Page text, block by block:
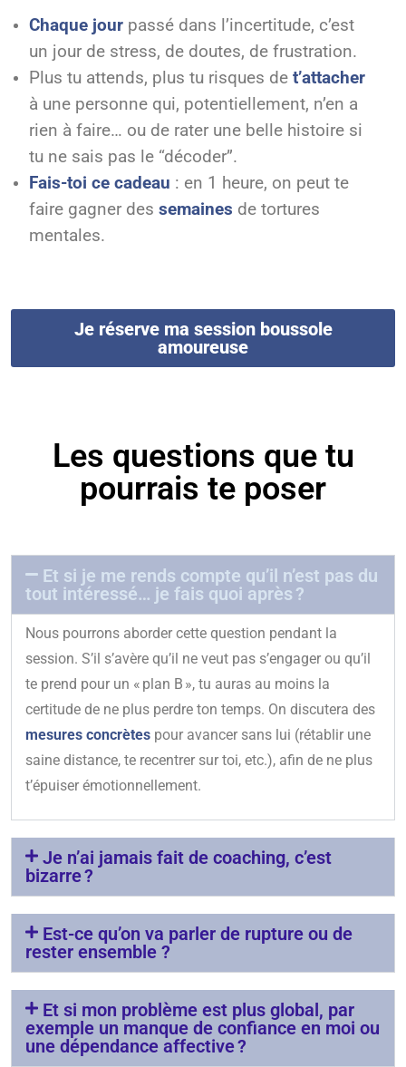
Chaque jour passé dans l’incertitude, c’est
un jour de stress, de doutes, de frustration.
Plus tu attends, plus tu risques de t’attacher
à une personne qui, potentiellement, n’en a
rien à faire… ou de rater une belle histoire si
tu ne sais pas le “décoder”.
Fais-toi ce cadeau : en 1 heure, on peut te
faire gagner des semaines de tortures
mentales.
Je réserve ma session boussole
amoureuse
Les questions que tu
pourrais te poser
Et si je me rends compte qu’il n’est pas du
tout intéressé… je fais quoi après ?
Nous pourrons aborder cette question pendant la
session. S’il s’avère qu’il ne veut pas s’engager ou qu’il
te prend pour un « plan B », tu auras au moins la
certitude de ne plus perdre ton temps. On discutera des
mesures concrètes pour avancer sans lui (rétablir une
saine distance, te recentrer sur toi, etc.), afin de ne plus
t’épuiser émotionnellement.
Je n’ai jamais fait de coaching, c’est
bizarre ?
Est-ce qu’on va parler de rupture ou de
rester ensemble ?
Et si mon problème est plus global, par
exemple un manque de confiance en moi ou
une dépendance affective ?